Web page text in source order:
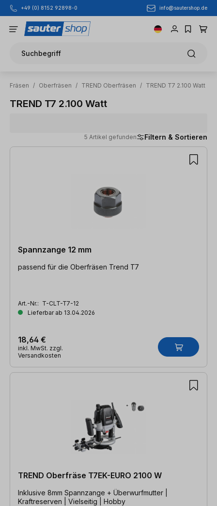
Zum Hauptinhalt springen
+49 (0) 8152 92898-0 info@sautershop.de
Suchbegriff
Fräsen / Oberfräsen / TREND Oberfräsen / TREND T7 2.100 Watt
TREND T7 2.100 Watt
5 Artikel gefunden Filtern & Sortieren
5 Artikel gefunden
Spannzange 12 mm
passend für die Oberfräsen Trend T7
Art.-Nr.: T-CLT-T7-12
Lieferbar ab 13.04.2026
18,64 €
inkl. MwSt. zzgl.
Versandkosten
TREND Oberfräse T7EK-EURO 2100 W
Inklusive 8mm Spannzange + Überwurfmutter |
Kraftreserven | Vielseitig | Hobby